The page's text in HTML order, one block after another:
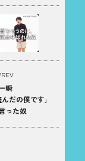
瞬
だの僕です｣
った奴